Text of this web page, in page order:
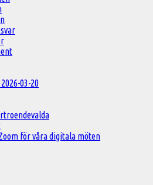
03-20
för våra digitala möten